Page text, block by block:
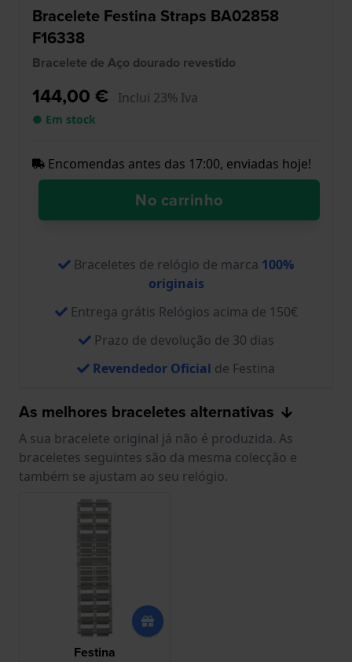
Bracelete Festina Straps BA02858
F16338
Bracelete de Aço dourado revestido
144,00 € Inclui 23% Iva
● Em stock
Encomendas antes das 17:00, enviadas hoje!
No carrinho
Braceletes de relógio de marca 100%
originais
Entrega grátis Relógios acima de 150€
Prazo de devolução de 30 dias
Revendedor Oficial de Festina
As melhores braceletes alternativas
A sua bracelete original já não é produzida. As
braceletes seguintes são da mesma colecção e
também se ajustam ao seu relógio.
Festina